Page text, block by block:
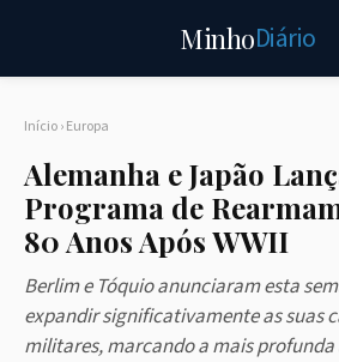
MinhoDiário
Início›Europa
Alemanha e Japão
Programa de
80 Anos Após WWII
Berlim e Tóquio anunciaram esta
expandir significativamente as suas
militares, marcando a mais